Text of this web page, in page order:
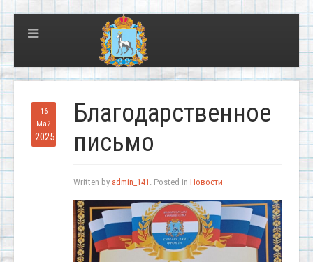
16
Май
2025
Благодарственное
письмо
Written by admin_141 . Posted in Новости